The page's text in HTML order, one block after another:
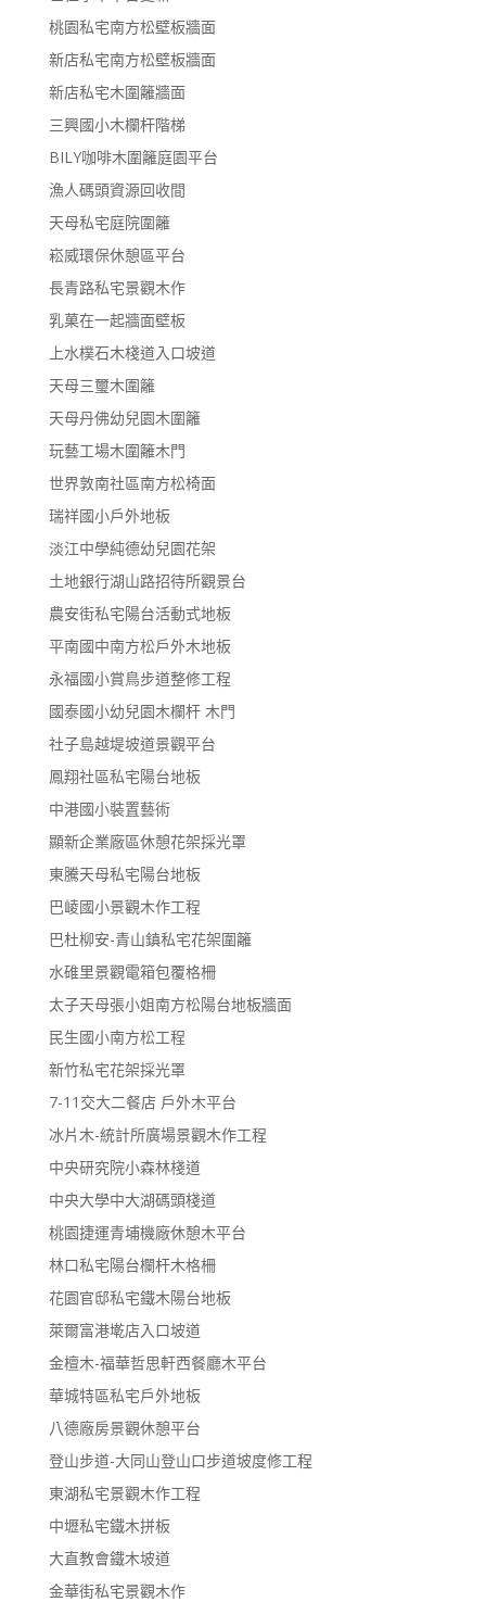
桃園私宅南方松壁板牆面
新店私宅南方松壁板牆面
新店私宅木圍籬牆面
三興國小木欄杆階梯
BILY咖啡木圍籬庭園平台
漁人碼頭資源回收間
天母私宅庭院圍籬
崧威環保休憩區平台
長青路私宅景觀木作
乳菓在一起牆面壁板
上水樸石木棧道入口坡道
天母三璽木圍籬
天母丹佛幼兒園木圍籬
玩藝工場木圍籬木門
世界敦南社區南方松椅面
瑞祥國小戶外地板
淡江中學純德幼兒園花架
土地銀行湖山路招待所觀景台
農安街私宅陽台活動式地板
平南國中南方松戶外木地板
永福國小賞鳥步道整修工程
國泰國小幼兒園木欄杆 木門
社子島越堤坡道景觀平台
鳳翔社區私宅陽台地板
中港國小裝置藝術
顯新企業廠區休憩花架採光罩
東騰天母私宅陽台地板
巴崚國小景觀木作工程
巴杜柳安-青山鎮私宅花架圍籬
水碓里景觀電箱包覆格柵
太子天母張小姐南方松陽台地板牆面
民生國小南方松工程
新竹私宅花架採光罩
7-11交大二餐店 戶外木平台
冰片木-統計所廣場景觀木作工程
中央研究院小森林棧道
中央大學中大湖碼頭棧道
桃園捷運青埔機廠休憩木平台
林口私宅陽台欄杆木格柵
花園官邸私宅鐵木陽台地板
萊爾富港墘店入口坡道
金檀木-福華哲思軒西餐廳木平台
華城特區私宅戶外地板
八德廠房景觀休憩平台
登山步道-大同山登山口步道坡度修工程
東湖私宅景觀木作工程
中壢私宅鐵木拼板
大直教會鐵木坡道
金華街私宅景觀木作